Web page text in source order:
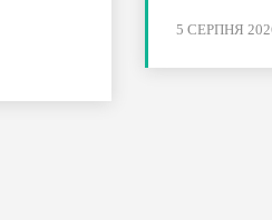
5 СЕРПНЯ